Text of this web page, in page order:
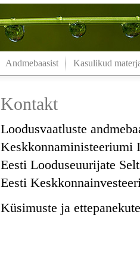
Andmebaasist Kasulikud
Kontakt
Loodusvaatluste
Keskkonnaministeeriumi
Eesti Looduseuurijate
Eesti
Küsimuste ja